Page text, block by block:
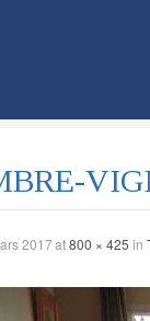
2017at800 × 425 in